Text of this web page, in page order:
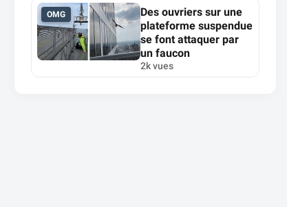
OMG
Des ouvriers sur une
plateforme suspendue
se font attaquer par
un faucon
2k vues